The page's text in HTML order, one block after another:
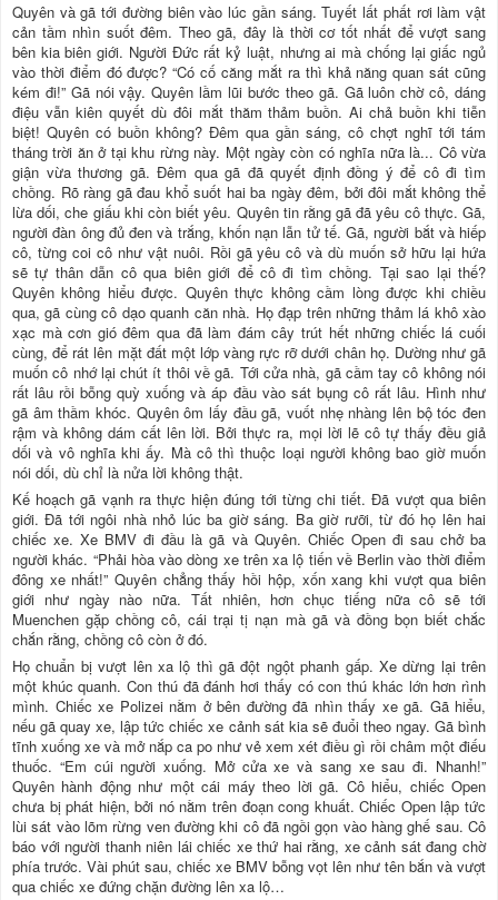
Quyên và gã tới đường biên vào lúc gần sáng. Tuyết lất phất rơi làm vật
cản tầm nhìn suốt đêm. Theo gã, đây là thời cơ tốt nhất để vượt sang
bên kia biên giới. Người Đức rất kỷ luật, nhưng ai mà chống lại giấc ngủ
vào thời điểm đó được? “Có cố căng mắt ra thì khả năng quan sát cũng
kém đi!” Gã nói vậy. Quyên lầm lũi bước theo gã. Gã luôn chờ cô, dáng
điệu vẫn kiên quyết dù đôi mắt thăm thảm buồn. Ai chả buồn khi tiễn
biệt! Quyên có buồn không? Đêm qua gần sáng, cô chợt nghĩ tới tám
tháng trời ăn ở tại khu rừng này. Một ngày còn có nghĩa nữa là... Cô vừa
giận vừa thương gã. Đêm qua gã đã quyết định đồng ý để cô đi tìm
chồng. Rõ ràng gã đau khổ suốt hai ba ngày đêm, bởi đôi mắt không thể
lừa dối, che giấu khi còn biết yêu. Quyên tin rằng gã đã yêu cô thực. Gã,
người đàn ông đủ đen và trắng, khốn nạn lẫn tử tế. Gã, người bắt và hiếp
cô, từng coi cô như vật nuôi. Rồi gã yêu cô và dù muốn sở hữu lại hứa
sẽ tự thân dẫn cô qua biên giới để cô đi tìm chồng. Tại sao lại thế?
Quyên không hiểu được. Quyên thực không cầm lòng được khi chiều
qua, gã cùng cô dạo quanh căn nhà. Họ đạp trên những thảm lá khô xào
xạc mà cơn gió đêm qua đã làm đám cây trút hết những chiếc lá cuối
cùng, để rát lên mặt đất một lớp vàng rực rỡ dưới chân họ. Dường như gã
muốn cô nhớ lại chút ít thôi về gã. Tới cửa nhà, gã cầm tay cô không nói
rất lâu rồi bỗng quỳ xuống và áp đầu vào sát bụng cô rất lâu. Hình như
gã âm thầm khóc. Quyên ôm lấy đầu gã, vuốt nhẹ nhàng lên bộ tóc đen
rậm và không dám cất lên lời. Bởi thực ra, mọi lời lẽ cô tự thấy đều giả
dối và vô nghĩa khi ấy. Mà cô thì thuộc loại người không bao giờ muốn
nói dối, dù chỉ là nửa lời không thật.
Kế hoạch gã vạnh ra thực hiện đúng tới từng chi tiết. Đã vượt qua biên
giới. Đã tới ngôi nhà nhỏ lúc ba giờ sáng. Ba giờ rưỡi, từ đó họ lên hai
chiếc xe. Xe BMV đi đầu là gã và Quyên. Chiếc Open đi sau chở ba
người khác. “Phải hòa vào dòng xe trên xa lộ tiến về Berlin vào thời điểm
đông xe nhất!” Quyên chẳng thấy hồi hộp, xốn xang khi vượt qua biên
giới như ngày nào nữa. Tất nhiên, hơn chục tiếng nữa cô sẽ tới
Muenchen gặp chồng cô, cái trại tị nạn mà gã và đồng bọn biết chắc
chắn rằng, chồng cô còn ở đó.
Họ chuẩn bị vượt lên xa lộ thì gã đột ngột phanh gấp. Xe dừng lại trên
một khúc quanh. Con thú đã đánh hơi thấy có con thú khác lớn hơn rình
mình. Chiếc xe Polizei nằm ở bên đường đã nhìn thấy xe gã. Gã hiểu,
nếu gã quay xe, lập tức chiếc xe cảnh sát kia sẽ đuổi theo ngay. Gã bình
tĩnh xuống xe và mở nắp ca po như vẻ xem xét điều gì rồi châm một điếu
thuốc. “Em cúi người xuống. Mở cửa xe và sang xe sau đi. Nhanh!”
Quyên hành động như một cái máy theo lời gã. Cô hiểu, chiếc Open
chưa bị phát hiện, bởi nó nằm trên đoạn cong khuất. Chiếc Open lập tức
lùi sát vào lõm rừng ven đường khi cô đã ngồi gọn vào hàng ghế sau. Cô
báo với người thanh niên lái chiếc xe thứ hai rằng, xe cảnh sát đang chờ
phía trước. Vài phút sau, chiếc xe BMV bỗng vọt lên như tên bắn và vượt
qua chiếc xe đứng chặn đường lên xa lộ…